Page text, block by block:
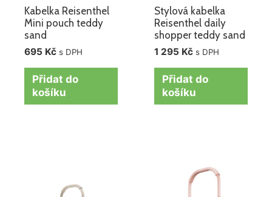
Kabelka Reisenthel
Mini pouch teddy
sand
695 Kč s DPH
Přidat do
košíku
Stylová kabelka
Reisenthel daily
shopper teddy sand
1 295 Kč s DPH
Přidat do
košíku